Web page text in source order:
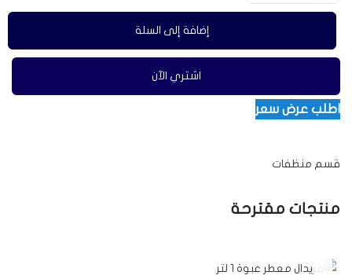
إضافة إلى السلة
اشتري الآن
اطلب عرض سعر
قسم منظفات
منتجات مقترحة